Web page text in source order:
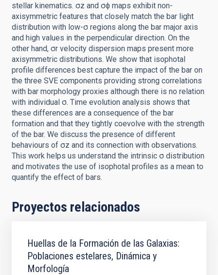
stellar kinematics. σz and σϕ maps exhibit non-
axisymmetric features that closely match the bar light
distribution with low-σ regions along the bar major axis
and high values in the perpendicular direction. On the
other hand, σr velocity dispersion maps present more
axisymmetric distributions. We show that isophotal
profile differences best capture the impact of the bar on
the three SVE components providing strong correlations
with bar morphology proxies although there is no relation
with individual σ. Time evolution analysis shows that
these differences are a consequence of the bar
formation and that they tightly coevolve with the strength
of the bar. We discuss the presence of different
behaviours of σz and its connection with observations.
This work helps us understand the intrinsic σ distribution
and motivates the use of isophotal profiles as a mean to
quantify the effect of bars.
Proyectos relacionados
Huellas de la Formación de las Galaxias:
Poblaciones estelares, Dinámica y
Morfología